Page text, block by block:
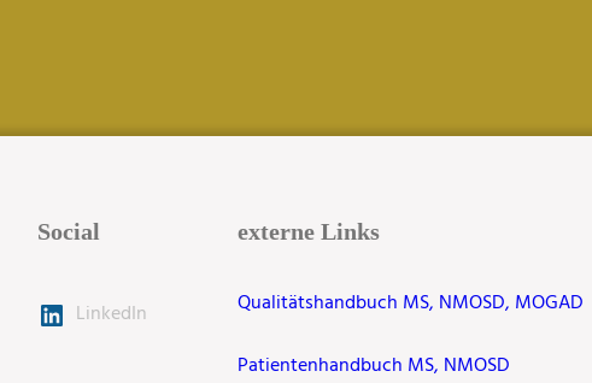
Social
LinkedIn
externe Links
Qualitätshandbuch MS, NMOSD, MOGAD
Patientenhandbuch MS, NMOSD